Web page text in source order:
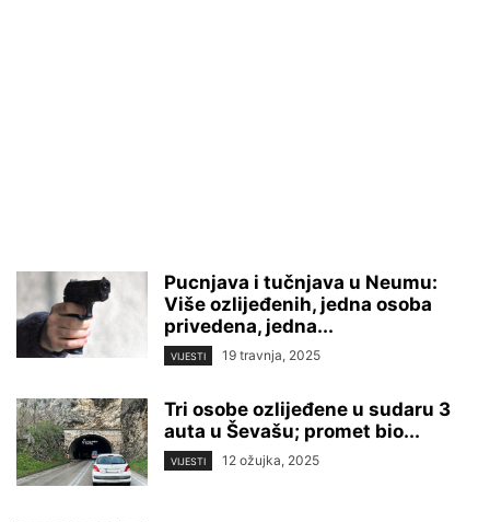
Pucnjava i tučnjava u Neumu:
Više ozlijeđenih, jedna osoba
privedena, jedna...
VIJESTI 19 travnja, 2025
Tri osobe ozlijeđene u sudaru 3
auta u Ševašu; promet bio...
VIJESTI 12 ožujka, 2025